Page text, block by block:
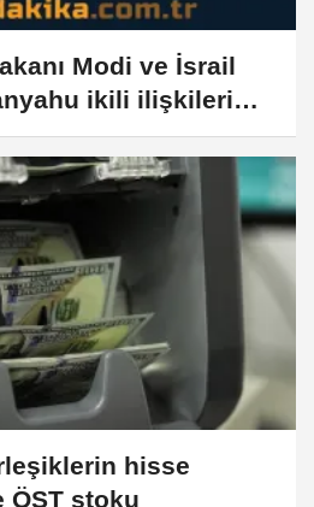
Modi ve İsrail
ikili ilişkileri
hisse
ÖST stoku